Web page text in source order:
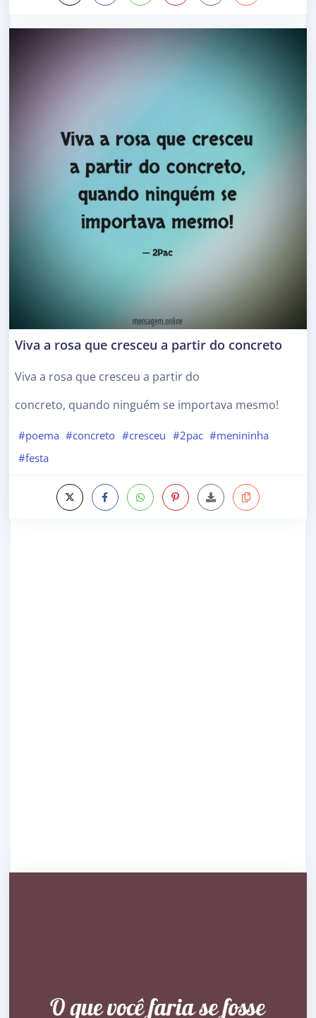
Viva a rosa que cresceu a partir do concreto
Viva a rosa que cresceu a partir do
concreto, quando ninguém se importava mesmo!
#poema #concreto #cresceu #2pac #menininha
#festa